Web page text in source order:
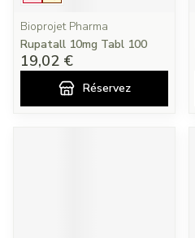
Bioprojet Pharma
Rupatall 10mg Tabl 100
19,02 €
Réservez